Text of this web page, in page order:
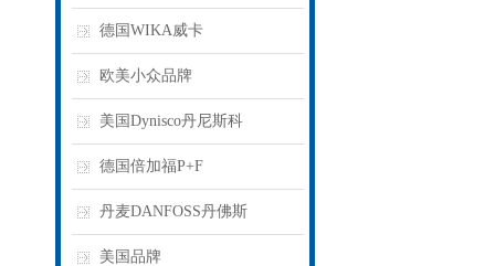
德国WIKA威卡
欧美小众品牌
美国Dynisco丹尼斯科
德国倍加福P+F
丹麦DANFOSS丹佛斯
美国品牌